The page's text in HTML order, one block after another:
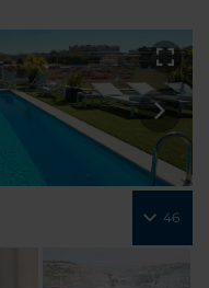
46